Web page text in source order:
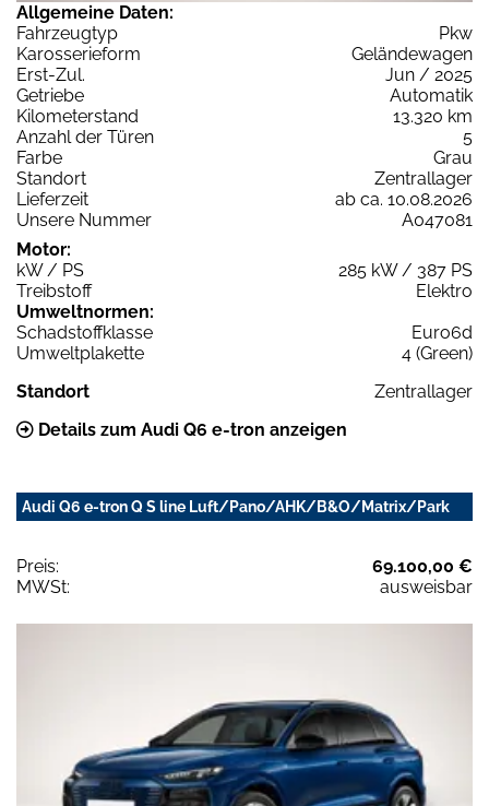
Allgemeine Daten:
Fahrzeugtyp
Pkw
Karosserieform
Geländewagen
Erst-Zul.
Jun / 2025
Getriebe
Automatik
Kilometerstand
13.320 km
Anzahl der Türen
5
Farbe
Grau
Standort
Zentrallager
Lieferzeit
ab ca. 10.08.2026
Unsere Nummer
A047081
Motor:
kW / PS
285 kW / 387 PS
Treibstoff
Elektro
Umweltnormen:
Schadstoffklasse
Euro6d
Umweltplakette
4 (Green)
Standort
Zentrallager
Details zum Audi Q6 e-tron anzeigen
Audi Q6 e-tron Q S line Luft/Pano/AHK/B&O/Matrix/Park
Preis:
69.100,00 €
MWSt:
ausweisbar